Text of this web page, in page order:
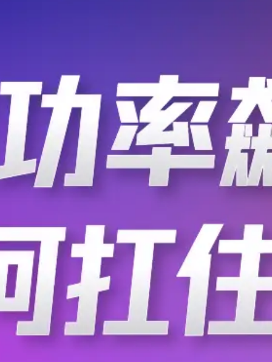
芯查查推荐
突发 | 美国防部正
当地时间2026年6月8日，
在美国直接或间接运营的“
已在美国《联邦公报》的“
1260H清单的法定标准，
相比，本次更新将“长江存
1260H清单
. 2026-06-09 1w
3%的增长后持续强势攀升
可穿戴设备
Canalys 2025-09-10 9706
企业 | 戴尔在华启
戴尔已启动年内第三轮对
日期定为10月10日。在此
可选内部转岗名额“几乎为